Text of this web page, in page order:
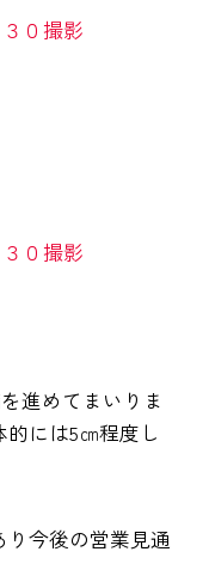
進めてまいりま
には5㎝程度し
今後の営業見通